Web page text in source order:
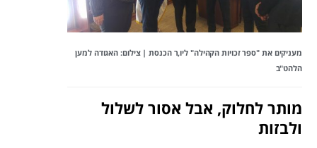
מעניקים את "ספר זכויות הקהילה" ליו,ר הכנסת | צילום: האגודה למען
הלהט"ב
מותר לחלוק, אבל אסור לשלול
ולבזות